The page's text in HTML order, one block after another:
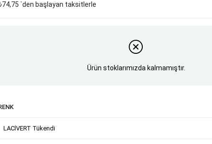
`den başlayan taksitlerle
Ürün stoklarımızda kalmamıştır.